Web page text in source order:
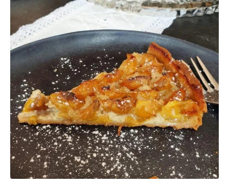
Häufig gestellte Fragen
Kundenstimmen
Kontakt